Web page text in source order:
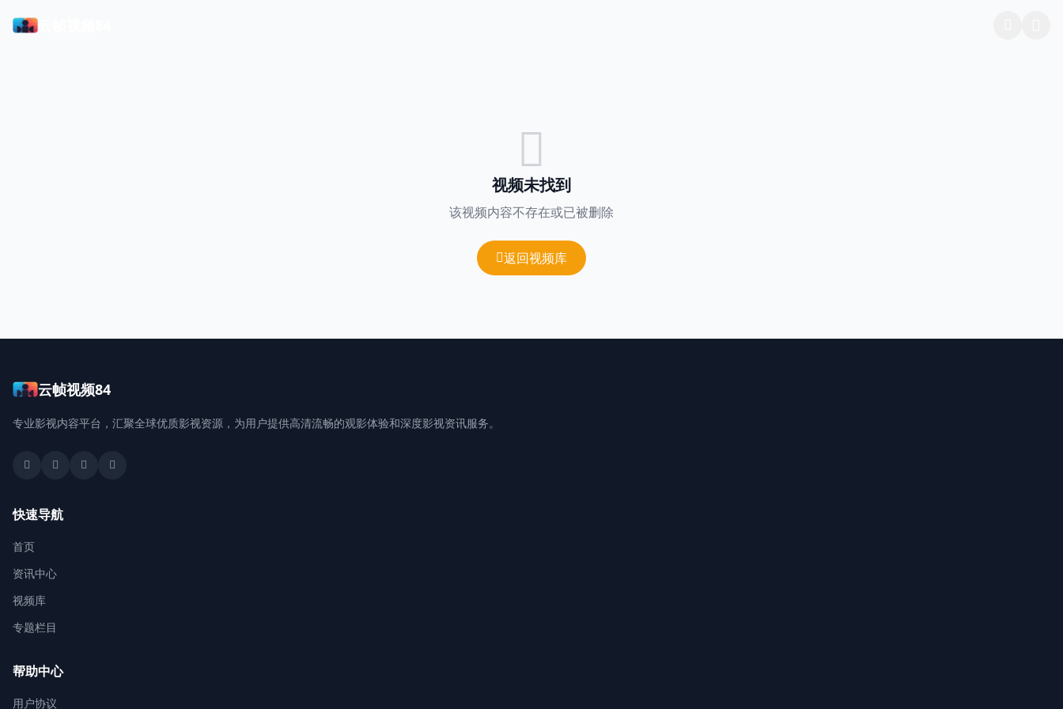
登录 / 注册
视频未找到
该视频内容不存在或已被删除
返回视频库
云帧视频84
专业影视内容平台，汇聚全球优质影视资源，为用户提供高清流畅的观影体验和深度影视资讯服务。
快速导航
首页
资讯中心
视频库
专题栏目
帮助中心
用户协议